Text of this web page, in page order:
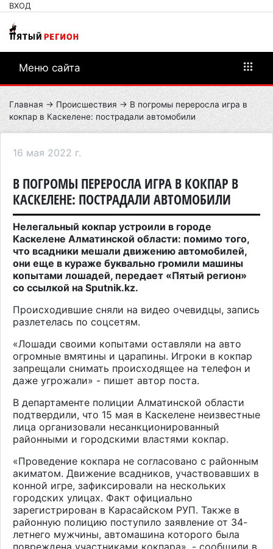
ВХОД
Меню сайта
Главная → Происшествия → В погромы переросла игра в
кокпар в Каскелене: пострадали автомобили
16 мая 2022 г.
В ПОГРОМЫ ПЕРЕРОСЛА ИГРА В КОКПАР В
КАСКЕЛЕНЕ: ПОСТРАДАЛИ АВТОМОБИЛИ
Нелегальный кокпар устроили в городе
Каскелене Алматинской области: помимо того,
что всадники мешали движению автомобилей,
они еще в кураже буквально громили машины
копытами лошадей, передает «Пятый регион»
со ссылкой на Sputnik.kz.
Происходившие сняли на видео очевидцы, запись
разлетелась по соцсетям.
«Лошади своими копытами оставляли на авто
огромные вмятины и царапины. Игроки в кокпар
запрещали снимать происходящее на телефон и
даже угрожали» - пишет автор поста.
В департаменте полиции Алматинской области
подтвердили, что 15 мая в Каскелене неизвестные
лица организовали несанкционированный
районными и городскими властями кокпар.
«Проведение кокпара не согласовано с районным
акиматом. Движение всадников, участвовавших в
конной игре, зафиксировали на нескольких
городских улицах. Факт официально
зарегистрирован в Карасайском РУП. Также в
районную полицию поступило заявление от 34-
летнего мужчины, автомашина которого была
повреждена участниками кокпара», - сообщили в